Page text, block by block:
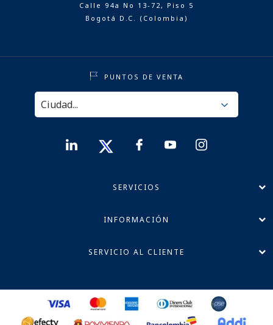
Calle 94a No 13-72, Piso 5
Bogotá D.C. (Colombia)
PUNTOS DE VENTA
SERVICIOS
INFORMACIÓN
SERVICIO AL CLIENTE